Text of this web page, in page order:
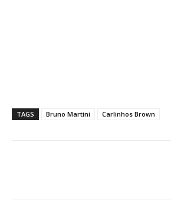
TAGS Bruno Martini Carlinhos Brown